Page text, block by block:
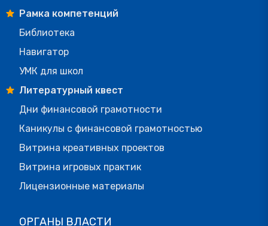
Рамка компетенций
Библиотека
Навигатор
УМК для школ
Литературный квест
Дни финансовой грамотности
Каникулы с финансовой грамотностью
Витрина креативных проектов
Витрина игровых практик
Лицензионные материалы
ОРГАНЫ ВЛАСТИ